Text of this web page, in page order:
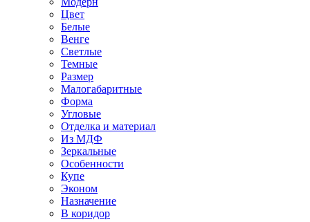
Цвет
Белые
Венге
Светлые
Темные
Размер
Малогабаритные
Форма
Угловые
Отделка и материал
Из МДФ
Зеркальные
Особенности
Купе
Эконом
Назначение
В коридор